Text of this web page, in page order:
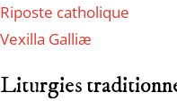
Riposte catholique
Vexilla Galliæ
Liturgies